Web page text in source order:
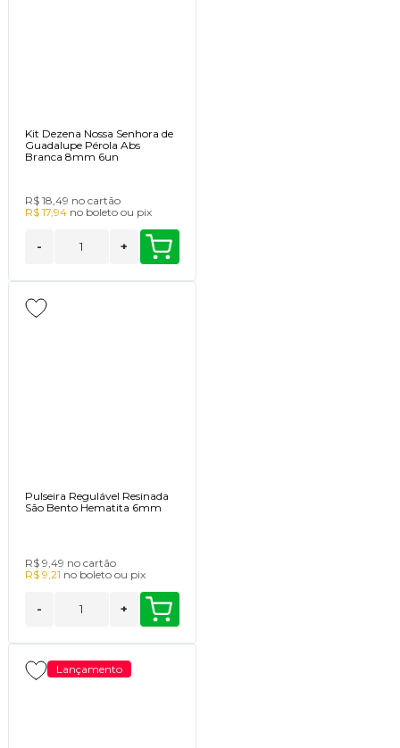
Kit Dezena Nossa Senhora de
Guadalupe Pérola Abs
Branca 8mm 6un
R$ 18,49 no cartão
R$ 17,94 no boletoou pix
- +
Pulseira Regulável Resinada
São Bento Hematita 6mm
R$ 9,49 no cartão
R$ 9,21 no boletoou pix
- +
Lançamento